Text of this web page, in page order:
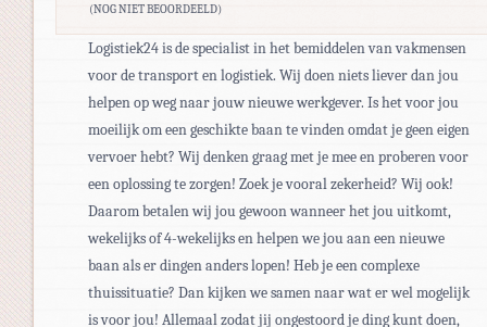
(NOG NIET BEOORDEELD)
Logistiek24 is de specialist in het bemiddelen van vakmensen
voor de transport en logistiek. Wij doen niets liever dan jou
helpen op weg naar jouw nieuwe werkgever. Is het voor jou
moeilijk om een geschikte baan te vinden omdat je geen eigen
vervoer hebt? Wij denken graag met je mee en proberen voor
een oplossing te zorgen! Zoek je vooral zekerheid? Wij ook!
Daarom betalen wij jou gewoon wanneer het jou uitkomt,
wekelijks of 4-wekelijks en helpen we jou aan een nieuwe
baan als er dingen anders lopen! Heb je een complexe
thuissituatie? Dan kijken we samen naar wat er wel mogelijk
is voor jou! Allemaal zodat jij ongestoord je ding kunt doen,